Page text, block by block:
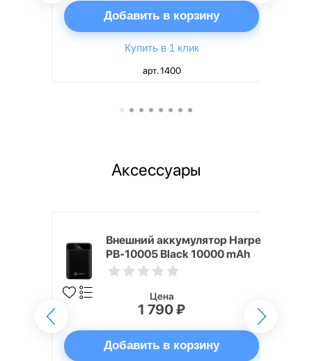
Добавить в корзину
Купить в 1 клик
арт. 1400
Аксессуары
Внешний аккумулятор Harper
PB-10005 Black 10000 mAh
Цена
1 790 ₽
Добавить в корзину